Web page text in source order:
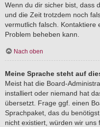
Wenn du dir sicher bist, dass
und die Zeit trotzdem noch
vermutlich falsch. Kontaktiere
Problem beheben kann.
Nach oben
Meine Sprache steht auf
Meist hat die Board-
installiert oder niemand hat
übersetzt. Frage ggf. einen
Sprachpaket, das du
nicht existiert, würden wir